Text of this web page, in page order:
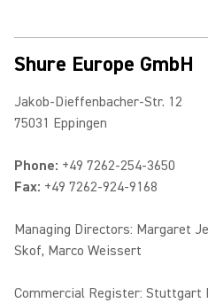
Shure Europe GmbH
Jakob-Dieffenbacher-Str. 12
75031 Eppingen
Phone: +49 7262-254-3650
Fax: +49 7262-924-9168
Managing Directors: Margaret
Skof, Marco Weissert
Commercial Register: Stuttgart